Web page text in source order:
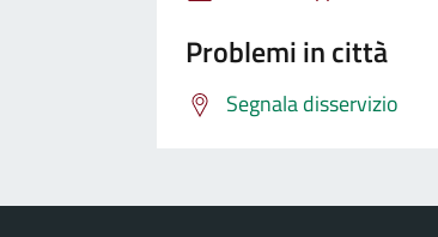
Problemi in città
Segnala disservizio